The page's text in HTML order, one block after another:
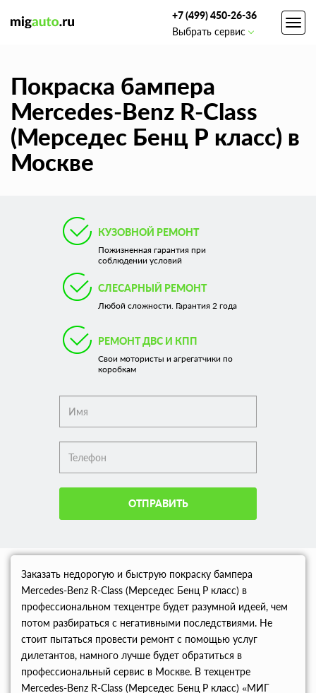
+7 (499) 450-26-36
Выбрать сервис
Покраска бампера
Mercedes-Benz R-Class
(Мерседес Бенц Р класс) в
Москве
КУЗОВНОЙ РЕМОНТ
Пожизненная гарантия при
соблюдении условий
СЛЕСАРНЫЙ РЕМОНТ
Любой сложности. Гарантия 2 года
РЕМОНТ ДВС И КПП
Свои мотористы и агрегатчики по
коробкам
ОТПРАВИТЬ
Заказать недорогую и быструю покраску бампера
Mercedes-Benz R-Class (Мерседес Бенц Р класс) в
профессиональном техцентре будет разумной идеей, чем
потом разбираться с негативными последствиями. Не
стоит пытаться провести ремонт с помощью услуг
дилетантов, намного лучше будет обратиться в
профессиональный сервис в Москве. В техцентре
Mercedes-Benz R-Class (Мерседес Бенц Р класс) «МИГ